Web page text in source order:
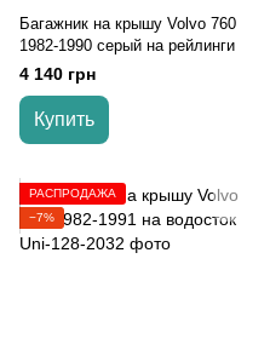
Багажник на крышу Volvo 760
1982-1990 серый на рейлинги
4 140 грн
Купить
РАСПРОДАЖА
−7%